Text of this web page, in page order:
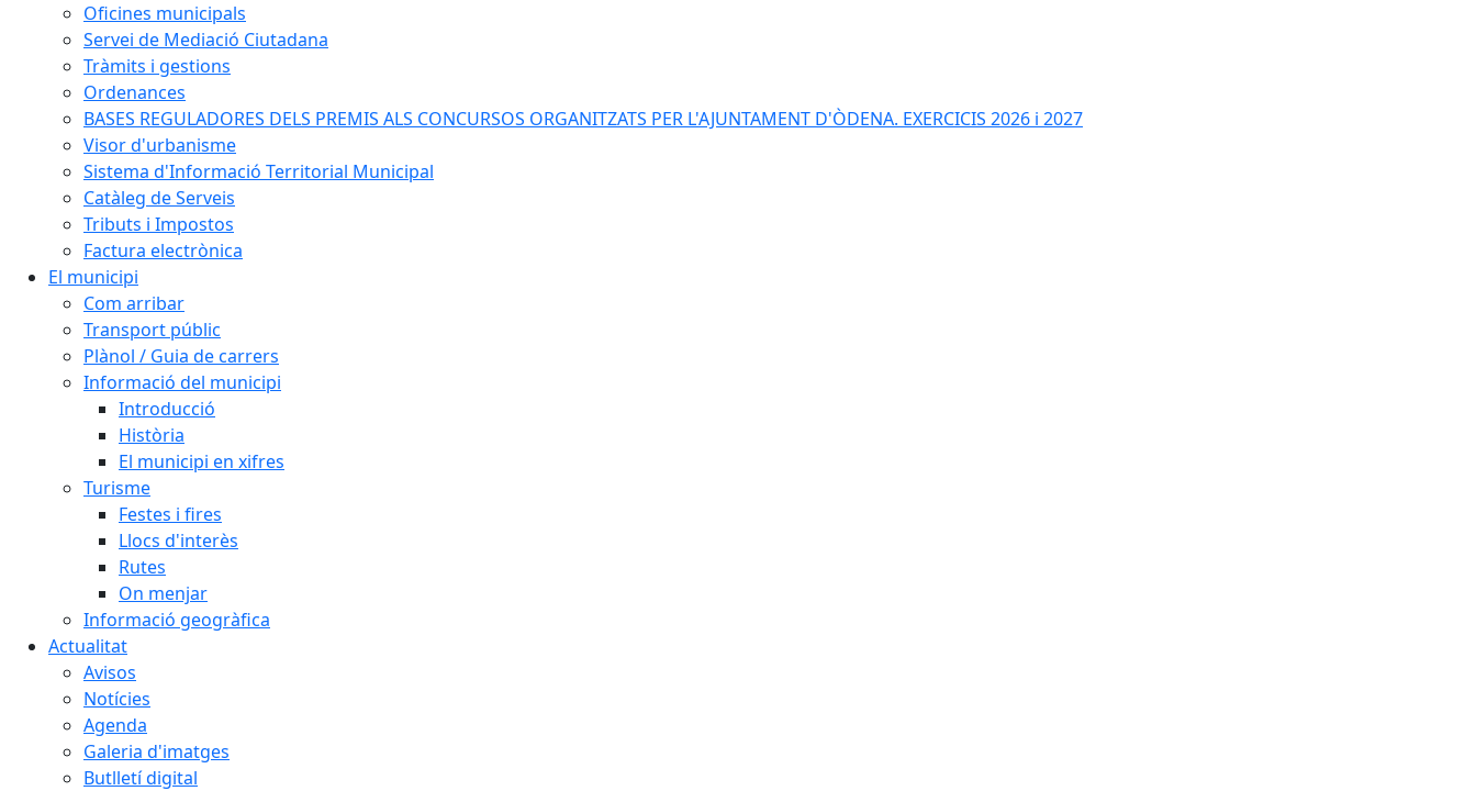
Oficines municipals
Servei de Mediació Ciutadana
Tràmits i gestions
Ordenances
BASES REGULADORES DELS PREMIS ALS CONCURSOS ORGANITZATS PER L'AJUNTAMENT D'ÒDENA. EXERCICIS 2026 i 2027
Visor d'urbanisme
Sistema d'Informació Territorial Municipal
Catàleg de Serveis
Tributs i Impostos
Factura electrònica
El municipi
Com arribar
Transport públic
Plànol / Guia de carrers
Informació del municipi
Introducció
Història
El municipi en xifres
Turisme
Festes i fires
Llocs d'interès
Rutes
On menjar
Informació geogràfica
Actualitat
Avisos
Notícies
Agenda
Galeria d'imatges
Butlletí digital